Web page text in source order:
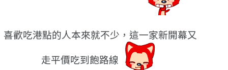
喜歡吃港點的人本來就不少，這一家新開幕又
走平價吃到飽路線